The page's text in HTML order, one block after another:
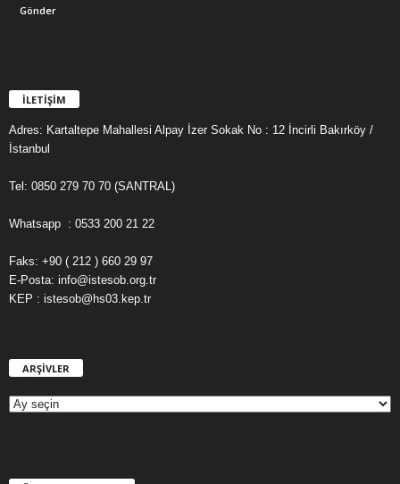
İLETİŞİM
Adres: Kartaltepe Mahallesi Alpay İzer Sokak No : 12 İncirli Bakırköy /
İstanbul
Tel: 0850 279 70 70 (SANTRAL)
Whatsapp : 0533 200 21 22
Faks: +90 ( 212 ) 660 29 97
E-Posta: info@istesob.org.tr
KEP : istesob@hs03.kep.tr
ARŞİVLER
E